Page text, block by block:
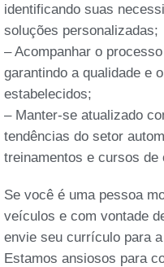
identificando suas
soluções personalizadas;
– Acompanhar o
garantindo a qualidade e
estabelecidos;
– Manter-se atualizado
tendências do setor
treinamentos e cursos de
Se você é uma pessoa
veículos e com vontade
envie seu currículo para
Estamos ansiosos para